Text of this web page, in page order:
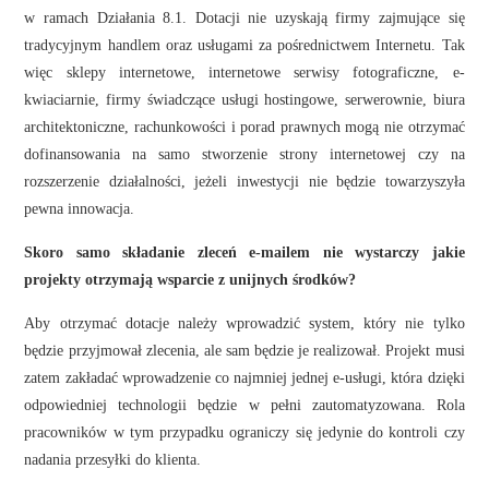
w ramach Działania 8.1. Dotacji nie uzyskają firmy zajmujące się
tradycyjnym handlem oraz usługami za pośrednictwem Internetu. Tak
więc sklepy internetowe, internetowe serwisy fotograficzne, e-
kwiaciarnie, firmy świadczące usługi hostingowe, serwerownie, biura
architektoniczne, rachunkowości i porad prawnych mogą nie otrzymać
dofinansowania na samo stworzenie strony internetowej czy na
rozszerzenie działalności, jeżeli inwestycji nie będzie towarzyszyła
pewna innowacja.
Skoro samo składanie zleceń e-mailem nie wystarczy jakie
projekty otrzymają wsparcie z unijnych środków?
Aby otrzymać dotacje należy wprowadzić system, który nie tylko
będzie przyjmował zlecenia, ale sam będzie je realizował. Projekt musi
zatem zakładać wprowadzenie co najmniej jednej e-usługi, która dzięki
odpowiedniej technologii będzie w pełni zautomatyzowana. Rola
pracowników w tym przypadku ograniczy się jedynie do kontroli czy
nadania przesyłki do klienta.